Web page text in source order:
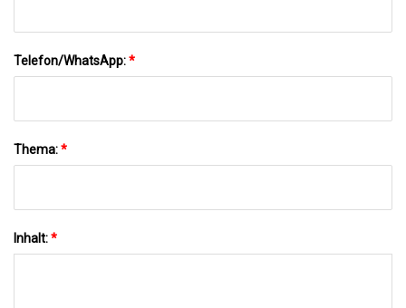
Telefon/WhatsApp:*
Thema:*
Inhalt:*